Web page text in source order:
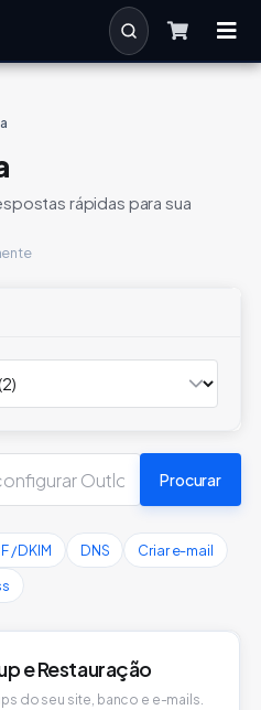
rápidas para sua
Procurar
/ DKIM DNS
Criar e-mail
e Restauração
do seu site, banco e e-mails.